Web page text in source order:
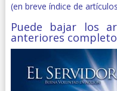
(en breve índice de
Puede bajar los
anteriores